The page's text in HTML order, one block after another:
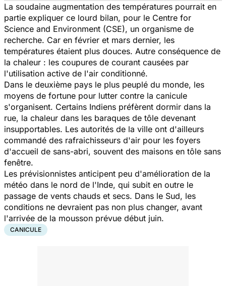
La soudaine augmentation des températures pourrait en
partie expliquer ce lourd bilan, pour le Centre for
Science and Environment (CSE), un organisme de
recherche. Car en février et mars dernier, les
températures étaient plus douces. Autre conséquence de
la chaleur : les coupures de courant causées par
l'utilisation active de l'air conditionné.
Dans le deuxième pays le plus peuplé du monde, les
moyens de fortune pour lutter contre la canicule
s'organisent. Certains Indiens préfèrent dormir dans la
rue, la chaleur dans les baraques de tôle devenant
insupportables. Les autorités de la ville ont d'ailleurs
commandé des rafraichisseurs d'air pour les foyers
d'accueil de sans-abri, souvent des maisons en tôle sans
fenêtre.
Les prévisionnistes anticipent peu d'amélioration de la
météo dans le nord de l'Inde, qui subit en outre le
passage de vents chauds et secs. Dans le Sud, les
conditions ne devraient pas non plus changer, avant
l'arrivée de la mousson prévue début juin.
CANICULE